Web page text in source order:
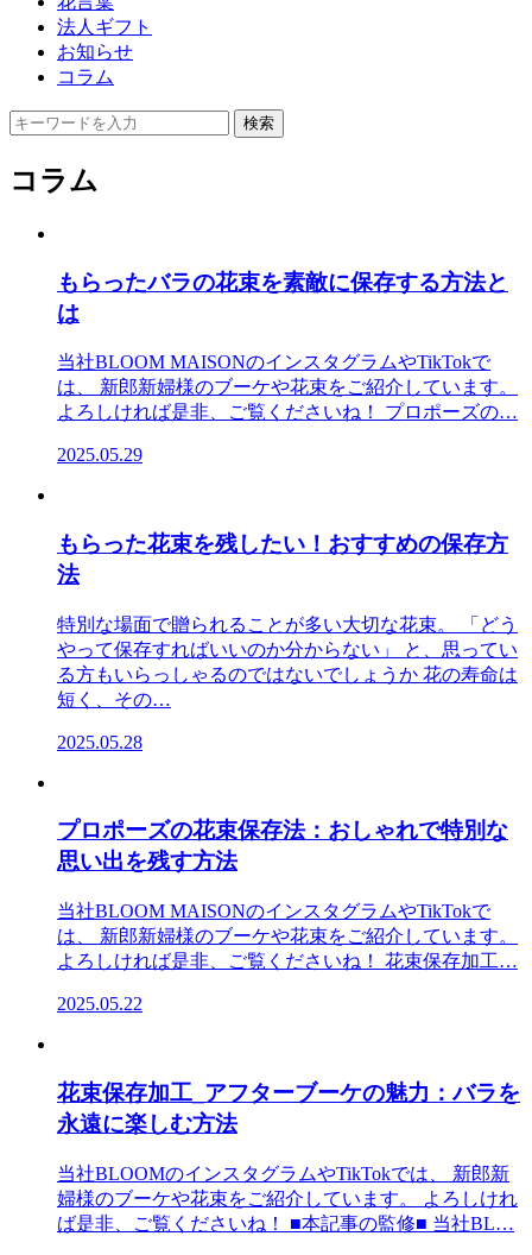
法人ギフト
お知らせ
コラム
コラム
もらったバラの花束を素敵に保存する方法と
は
当社BLOOM MAISONのインスタグラムやTikTokで
は、 新郎新婦様のブーケや花束をご紹介しています。
よろしければ是非、ご覧くださいね！ プロポーズの…
2025.05.29
もらった花束を残したい！おすすめの保存方
法
特別な場面で贈られることが多い大切な花束。 「どう
やって保存すればいいのか分からない」 と、思ってい
る方もいらっしゃるのではないでしょうか 花の寿命は
短く、その…
2025.05.28
プロポーズの花束保存法：おしゃれで特別な
思い出を残す方法
当社BLOOM MAISONのインスタグラムやTikTokで
は、 新郎新婦様のブーケや花束をご紹介しています。
よろしければ是非、ご覧くださいね！ 花束保存加工…
2025.05.22
花束保存加工_アフターブーケの魅力：バラを
永遠に楽しむ方法
当社BLOOMのインスタグラムやTikTokでは、 新郎新
婦様のブーケや花束をご紹介しています。 よろしけれ
ば是非、ご覧くださいね！ ■本記事の監修■ 当社BL…